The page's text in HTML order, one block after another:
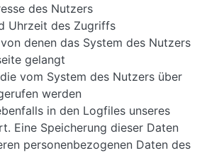
des Nutzers
des Zugriffs
das System des Nutzers
gelangt
System des Nutzers über
werden
in den Logfiles unseres
Eine Speicherung dieser Daten
personenbezogenen Daten des